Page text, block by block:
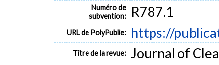
Numéro de
subvention:
R787.1
URL de PolyPublie: https://
Titre de la revue: Journal of